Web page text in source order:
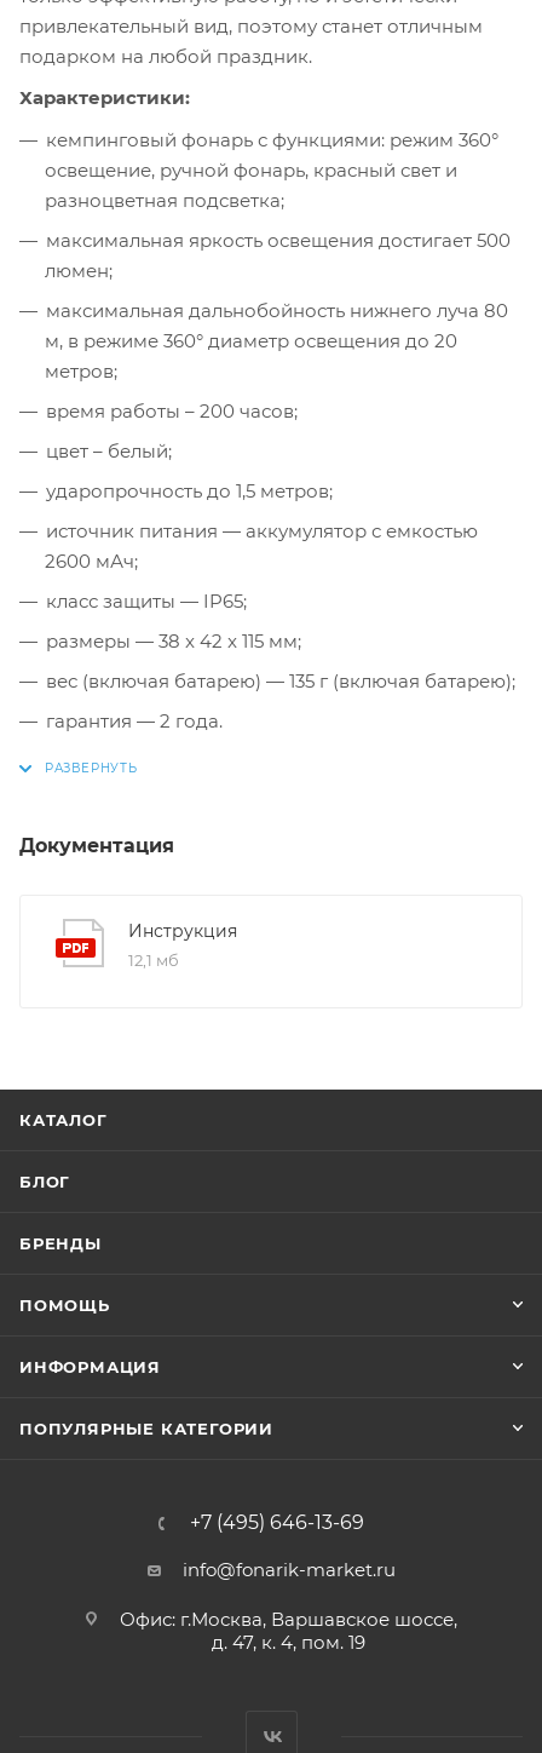
привлекательный вид, поэтому станет отличным
подарком на любой праздник.
Характеристики:
кемпинговый фонарь с функциями: режим 360°
освещение, ручной фонарь, красный свет и
разноцветная подсветка;
максимальная яркость освещения достигает 500
люмен;
максимальная дальнобойность нижнего луча 80
м, в режиме 360° диаметр освещения до 20
метров;
время работы – 200 часов;
цвет – белый;
ударопрочность до 1,5 метров;
источник питания — аккумулятор с емкостью
2600 мАч;
класс защиты — IP65;
размеры — 38 x 42 x 115 мм;
вес (включая батарею) — 135 г (включая батарею);
гарантия — 2 года.
Документация
Инструкция
12,1 мб
КАТАЛОГ
БЛОГ
БРЕНДЫ
ПОМОЩЬ
ИНФОРМАЦИЯ
ПОПУЛЯРНЫЕ КАТЕГОРИИ
+7 (495) 646-13-69
info@fonarik-market.ru
Офис: г.Москва, Варшавское шоссе,
д. 47, к. 4, пом. 19